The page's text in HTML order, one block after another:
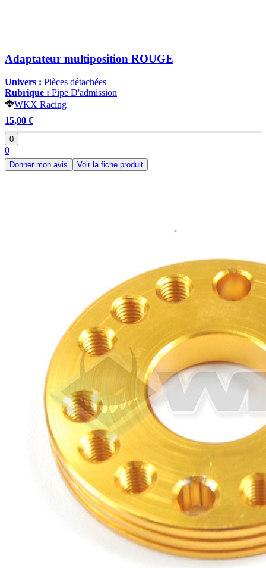
Adaptateur multiposition ROUGE
Univers : Pièces détachées
Rubrique : Pipe D'admission
WKX Racing
15,00 €
0
0
Donner mon avis Voir la fiche produit